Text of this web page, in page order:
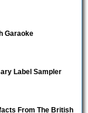
Garaoke
Label Sampler
From The British